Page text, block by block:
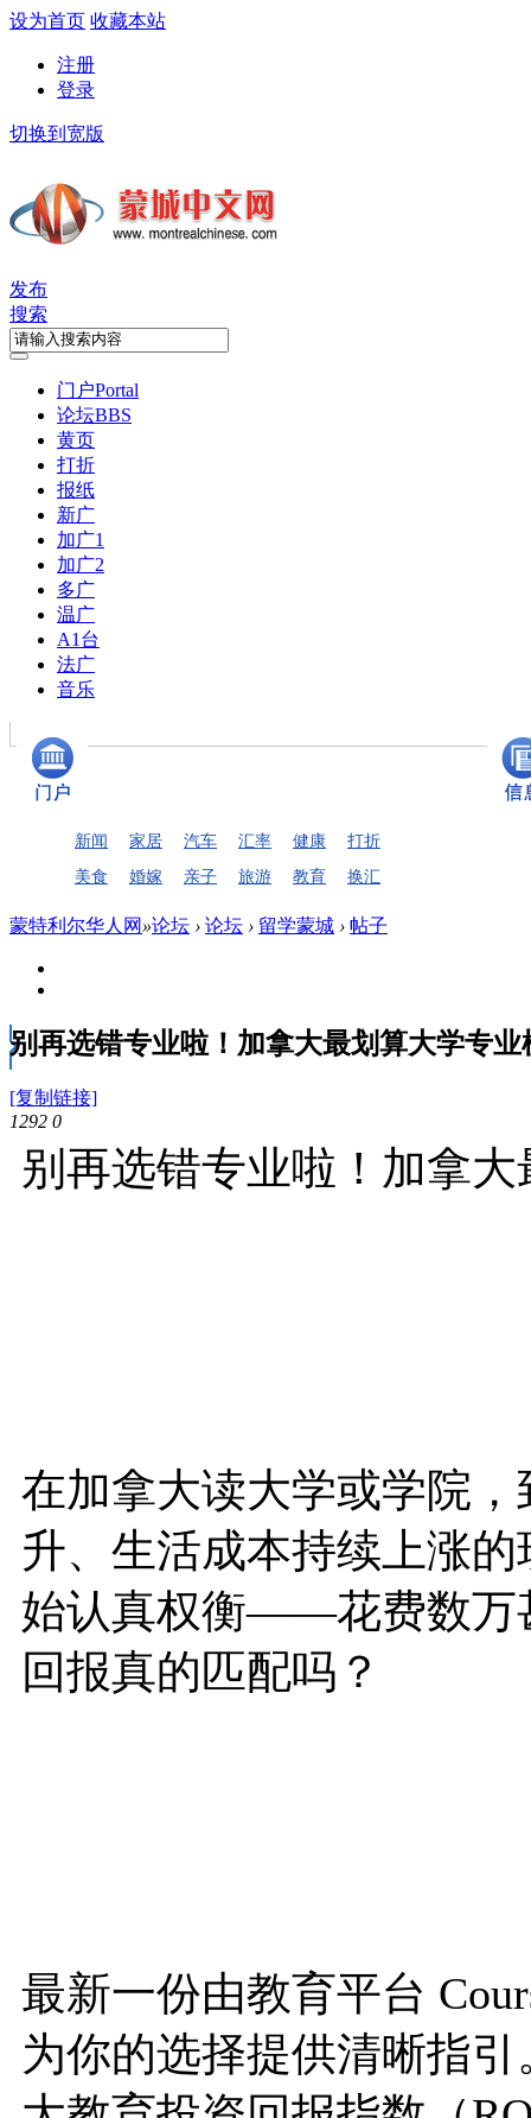
设为首页 收藏本站
注册
登录
切换到宽版
发布
搜索
门户Portal
论坛BBS
黄页
打折
报纸
新广
加广1
加广2
多广
温广
A1台
法广
音乐
新闻 家居 汽车 汇率 健康
打折
美食
婚嫁 亲子 旅游 教育 换汇
蒙特利尔华人网 »论坛 › 论坛 › 留学蒙城 › 帖子
别再选错专业啦！加拿大最划算大学专业
[复制链接]
1292 0
别再选错专业啦！加拿
在加拿大读大学或学院
升、生活成本持续上涨
始认真权衡——花费数万
回报真的匹配吗？
最新一份由教育平台
为你的选择提供清晰指